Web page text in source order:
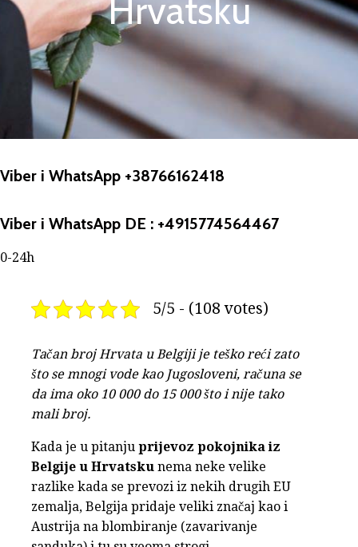
Hrvatsku
Viber i WhatsApp +38766162418
Viber i WhatsApp DE : +4915774564467
0-24h
5/5 - (108 votes)
Tačan broj Hrvata u Belgiji je teško reći zato
što se mnogi vode kao Jugosloveni, računa se
da ima oko 10 000 do 15 000 što i nije tako
mali broj.
Kada je u pitanju prijevoz pokojnika iz
Belgije u Hrvatsku nema neke velike
razlike kada se prevozi iz nekih drugih EU
zemalja, Belgija pridaje veliki značaj kao i
Austrija na blombiranje (zavarivanje